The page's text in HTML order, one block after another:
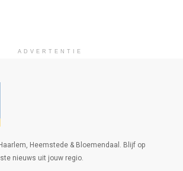
ADVERTENTIE
Heemstede & Bloemendaal. Blijf op
nieuws uit jouw regio.